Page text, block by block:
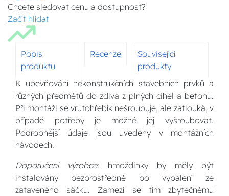
Chcete sledovat cenu a dostupnost?
Začít hlídat
Popis
produktu
Recenze
Související
produkty
K upevňování nekonstrukčních stavebních prvků a
různých předmětů do zdiva z plných cihel a betonu.
Při montáži se vrutohřebík nešroubuje, ale zatlouká, v
případě potřeby je možné jej vyšroubovat.
Podrobnější údaje jsou uvedeny v montážních
návodech.
Doporučení výrobce: hmoždinky by měly být
instalovány bezprostředně po vybalení ze
zataveného sáčku. Zamezí se tím zbytečnému